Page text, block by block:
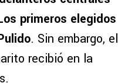
primeros elegidos
. Sin embargo, el
recibió en la